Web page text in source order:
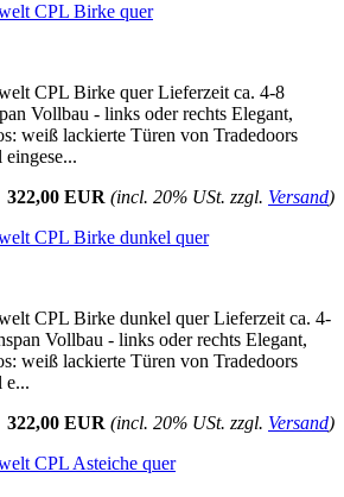
CPL Birke quer
CPL Birke quer Lieferzeit ca. 4-8
Vollbau - links oder rechts Elegant,
weiß lackierte Türen von Tradedoors
322,00 EUR (incl. 20% USt. zzgl. Versand)
CPL Birke dunkel quer
CPL Birke dunkel quer Lieferzeit ca. 4-
Vollbau - links oder rechts Elegant,
weiß lackierte Türen von Tradedoors
e...
322,00 EUR (incl. 20% USt. zzgl. Versand)
CPL Asteiche quer